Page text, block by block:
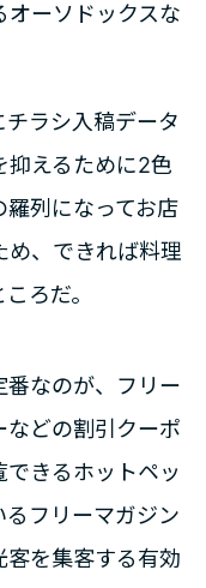
オーソドックスな
ラシ入稿データ
抑えるために2色
列になってお店
め、できれば料理
ろだ。
番なのが、フリー
などの割引クーポ
きるホットペッ
フリーマガジン
客を集客する有効